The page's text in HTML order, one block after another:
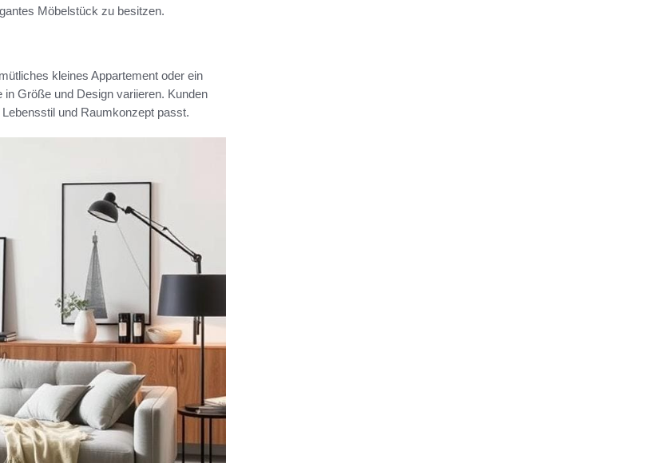
Möbelstück zu besitzen.
kleines Appartement oder ein
Größe und Design variieren. Kunden
und Raumkonzept passt.